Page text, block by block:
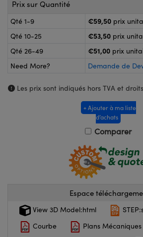
ou Coupleurs
de Poche ou à Mesure Directe
: Microscopie
Optiques Lightpath
Labs™
Optiques de SCHOTT
Prix sur Quantité
Qté 1-9 €59,50 prix
Qté 10-25
€53,50 prix
Qté 26-49
€51,00 prix
Need More?
Demande de
Les prix sont indiqués hors TVA et
+ Ajouter à ma liste
d’achats
Comparer
Espace
View 3D Model:html
Courbe
Plans Mécaniques